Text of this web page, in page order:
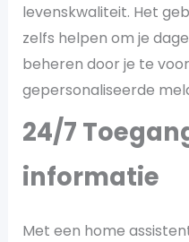
levenskwaliteit. Het
zelfs helpen om je
beheren door je te
gepersonaliseerde
24/7
informatie
Met een home